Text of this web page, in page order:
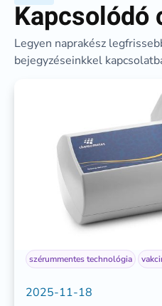
Kapcsolódó
Legyen naprakész
bejegyzéseinkkel
szérummentes technológia
2025-11-18